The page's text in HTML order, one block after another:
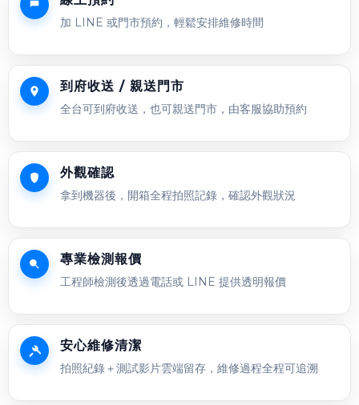
加 LINE 或門市預約，輕鬆安排維修時間
到府收送 / 親送門市
全台可到府收送，也可親送門市，由客服協助預約
外觀確認
拿到機器後，開箱全程拍照記錄，確認外觀狀況
專業檢測報價
工程師檢測後透過電話或 LINE 提供透明報價
安心維修清潔
拍照紀錄＋測試影片雲端留存，維修過程全程可追溯